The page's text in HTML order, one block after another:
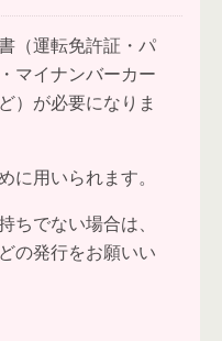
（運転免許証・パ
マイナンバーカー
）が必要になりま
に用いられます。
ちでない場合は、
の発行をお願いい